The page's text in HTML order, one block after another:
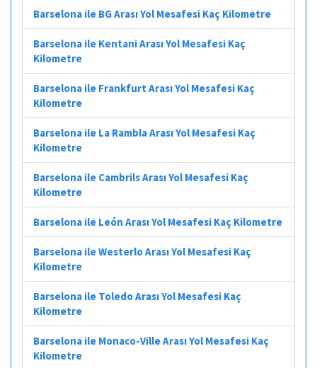
Barselona ile BG Arası Yol Mesafesi Kaç Kilometre
Barselona ile Kentani Arası Yol Mesafesi Kaç
Kilometre
Barselona ile Frankfurt Arası Yol Mesafesi Kaç
Kilometre
Barselona ile La Rambla Arası Yol Mesafesi Kaç
Kilometre
Barselona ile Cambrils Arası Yol Mesafesi Kaç
Kilometre
Barselona ile León Arası Yol Mesafesi Kaç Kilometre
Barselona ile Westerlo Arası Yol Mesafesi Kaç
Kilometre
Barselona ile Toledo Arası Yol Mesafesi Kaç
Kilometre
Barselona ile Monaco-Ville Arası Yol Mesafesi Kaç
Kilometre